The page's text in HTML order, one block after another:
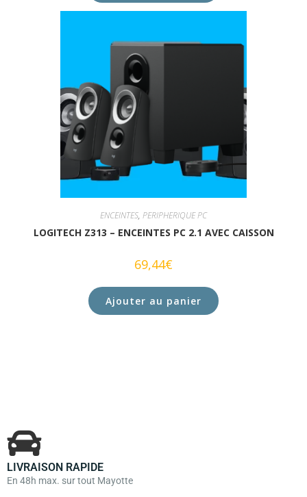
ENCEINTES, PERIPHERIQUE PC
LOGITECH Z313 – ENCEINTES PC 2.1 AVEC CAISSON
69,44€
Ajouter au panier
LIVRAISON RAPIDE
En 48h max. sur tout Mayotte